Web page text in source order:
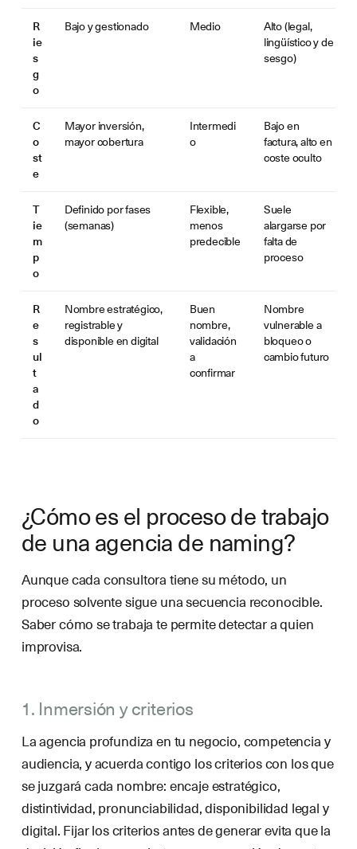
R
ie
s
g
o
Bajo y gestionado Medio
Alto (legal,
lingüístico y de
sesgo)
C
o
st
e
Mayor inversión,
mayor cobertura
Intermedi
o
Bajo en
factura, alto en
coste oculto
T
ie
m
p
o
Definido por fases
(semanas)
Flexible,
menos
predecible
Suele
alargarse por
falta de
proceso
R
e
s
ul
t
a
d
o
Nombre estratégico,
registrable y
disponible en digital
Buen
nombre,
validación
a
confirmar
Nombre
vulnerable a
bloqueo o
cambio futuro
¿Cómo es el proceso de trabajo
de una agencia de naming?
Aunque cada consultora tiene su método, un
proceso solvente sigue una secuencia reconocible.
Saber cómo se trabaja te permite detectar a quien
improvisa.
1. Inmersión y criterios
La agencia profundiza en tu negocio, competencia y
audiencia, y acuerda contigo los criterios con los que
se juzgará cada nombre: encaje estratégico,
distintividad, pronunciabilidad, disponibilidad legal y
digital. Fijar los criterios antes de generar evita que la